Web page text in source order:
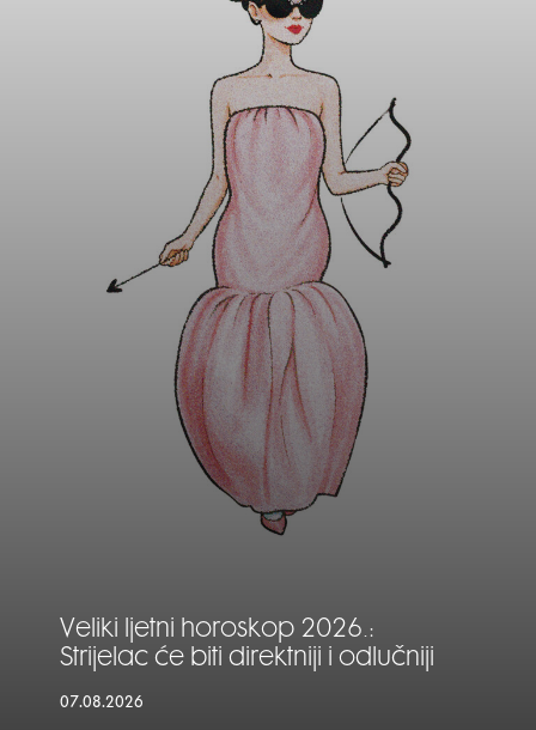
Veliki ljetni horoskop 2026.:
Strijelac će biti direktniji i odlučniji
07.08.2026